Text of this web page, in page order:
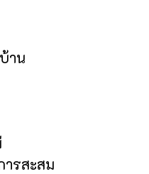
าน
ารสะสม